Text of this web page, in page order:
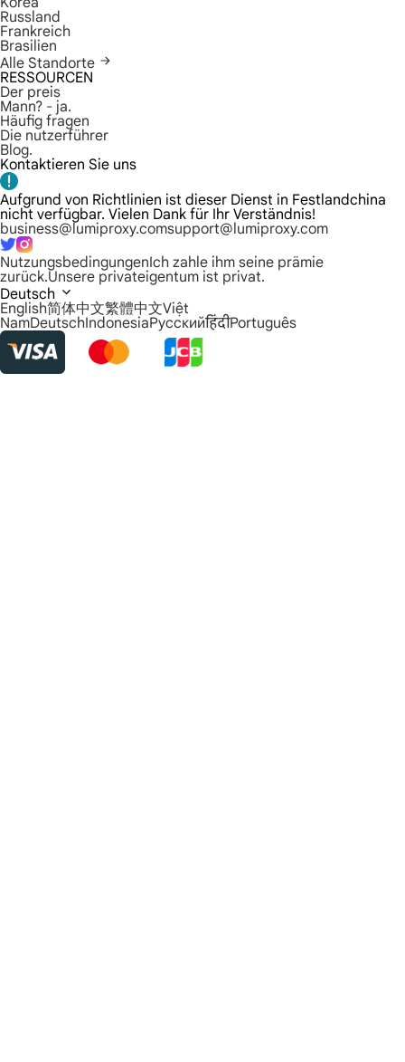
Russland
Frankreich
Brasilien
Alle Standorte
RESSOURCEN
Der preis
Mann? - ja.
Häufig fragen
Die nutzerführer
Blog.
Kontaktieren Sie uns
Aufgrund von Richtlinien ist dieser Dienst in Festlandchina
nicht verfügbar. Vielen Dank für Ihr Verständnis!
business@lumiproxy.comsupport@lumiproxy.com
NutzungsbedingungenIch zahle ihm seine prämie
zurück.Unsere privateigentum ist privat.
Deutsch
English简体中文繁體中文Việt
NamDeutschIndonesiaРусскийहिंदीPortuguês